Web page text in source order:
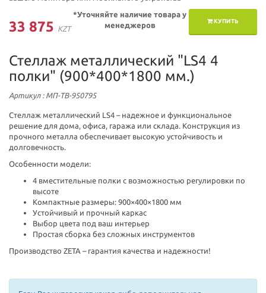
33 875 KZT
КУПИТЬ
*Уточняйте наличие товара у
менеджеров
Стеллаж металлический "LS4 4
полки" (900*400*1800 мм.)
Артикул: МП-ТВ-950795
Стеллаж металлический LS4 – надежное и функциональное
решение для дома, офиса, гаража или склада. Конструкция из
прочного металла обеспечивает высокую устойчивость и
долговечность.
Особенности модели:
4 вместительные полки с возможностью регулировки по
высоте
Компактные размеры: 900×400×1800 мм
Устойчивый и прочный каркас
Выбор цвета под ваш интерьер
Простая сборка без сложных инструментов
Производство ZETA – гарантия качества и надежности!